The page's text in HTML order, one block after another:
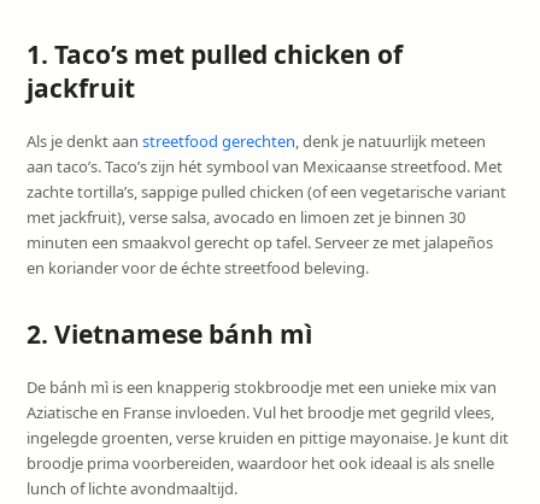
1. Taco’s met pulled chicken of
jackfruit
Als je denkt aanstreetfood gerechten, denk je natuurlijk meteen
aan taco’s. Taco’s zijn hét symbool van Mexicaanse streetfood. Met
zachte tortilla’s, sappige pulled chicken (of een vegetarische variant
met jackfruit), verse salsa, avocado en limoen zet je binnen 30
minuten een smaakvol gerecht op tafel. Serveer ze met jalapeños
en koriander voor de échte streetfood beleving.
2. Vietnamese bánh mì
De bánh mì is een knapperig stokbroodje met een unieke mix van
Aziatische en Franse invloeden. Vul het broodje met gegrild vlees,
ingelegde groenten, verse kruiden en pittige mayonaise. Je kunt dit
broodje prima voorbereiden, waardoor het ook ideaal is als snelle
lunch of lichte avondmaaltijd.